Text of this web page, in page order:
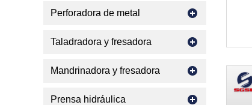
Perforadora de metal
Taladradora y fresadora
Mandrinadora y fresadora
Prensa hidráulica